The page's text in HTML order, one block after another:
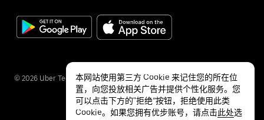
© 2026 Uber Technologies Inc.
本网站使用第三方 Cookie 来记住您的所在位
置，向您投放相关广告并提供个性化服务。您
可以点击下方的“拒绝”按钮，拒绝使用此类
Cookie。如果您拥有优步账号，请点击此处选